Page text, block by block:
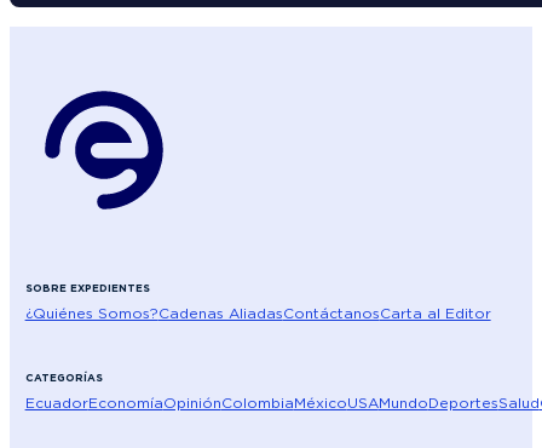
SOBRE EXPEDIENTES
¿Quiénes Somos?Cadenas AliadasContáctanosCarta al Editor
CATEGORÍAS
EcuadorEconomíaOpiniónColombiaMéxicoUSAMundoDeportesSalud